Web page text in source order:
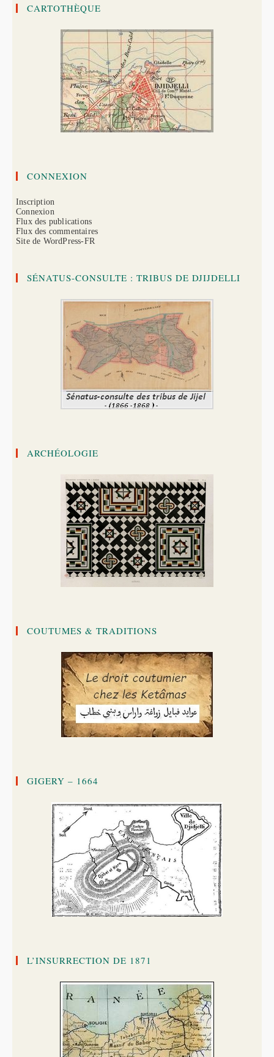
CARTOTHÈQUE
CONNEXION
Inscription
Connexion
Flux des publications
Flux des commentaires
Site de WordPress-FR
SÉNATUS-CONSULTE : TRIBUS DE DJIJDELLI
ARCHÉOLOGIE
COUTUMES & TRADITIONS
GIGERY – 1664
L’INSURRECTION DE 1871